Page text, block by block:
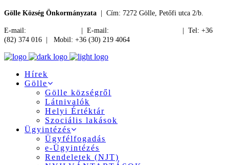
Gölle Község Önkormányzata | Cím: 7272 Gölle, Petőfi utca 2/b.
E-mail: | E-mail:
| Tel: +36
(82) 374 016 | Mobil: +36 (30) 219 4064
Hírek
Gölle
Gölle községről
Látnivalók
Helyi Értéktár
Szociális lakások
Ügyintézés
Ügyfélfogadás
e-Ügyintézés
Rendeletek (NJT)